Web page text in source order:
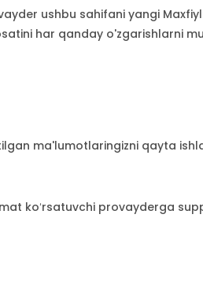
ushbu sahifani yangi
har qanday o'zgarishlarni
ma'lumotlaringizni qayta
koʻrsatuvchi provayderga